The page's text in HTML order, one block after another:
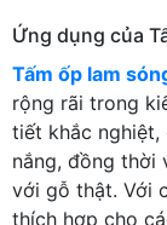
Ứng dụng của
Tấm ốp lam
rộng rãi trong
tiết khắc nghiệt,
nắng, đồng thời
với gỗ thật. Với
thích hợp cho